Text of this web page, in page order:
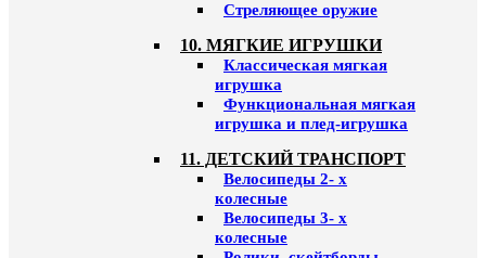
Стреляющее оружие
10. МЯГКИЕ ИГРУШКИ
Классическая мягкая
игрушка
Функциональная мягкая
игрушка и плед-игрушка
11. ДЕТСКИЙ ТРАНСПОРТ
Велосипеды 2- х
колесные
Велосипеды 3- х
колесные